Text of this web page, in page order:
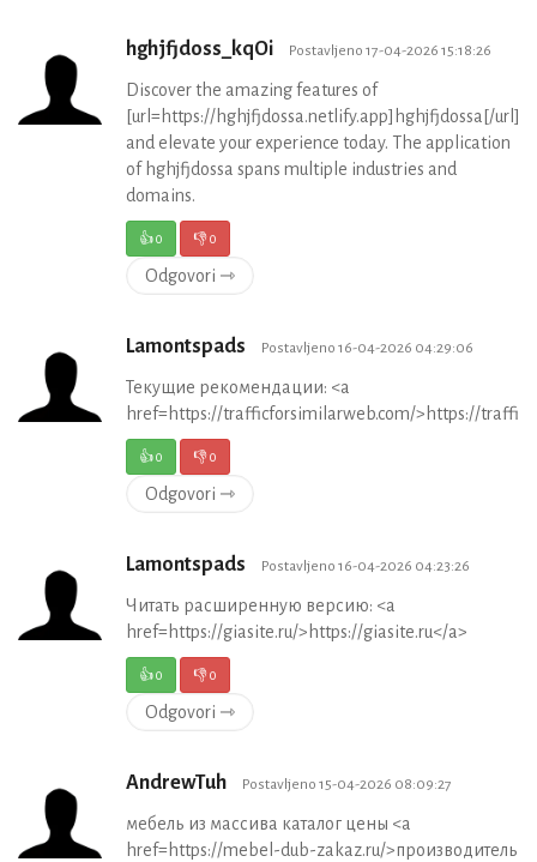
hghjfjdoss_kqOi Postavljeno 17-04-2026 15:18:26
Discover the amazing features of
[url=https://hghjfjdossa.netlify.app]hghjfjdossa[/url]
and elevate your experience today. The application
of hghjfjdossa spans multiple industries and
domains.
👍0 👎0
Odgovori ⇾
Lamontspads Postavljeno 16-04-2026 04:29:06
Текущие рекомендации: <a
href=https://trafficforsimilarweb.com/>https://
👍0 👎0
Odgovori ⇾
Lamontspads Postavljeno 16-04-2026 04:23:26
Читать расширенную версию: <a
href=https://giasite.ru/>https://giasite.ru</a>
👍0 👎0
Odgovori ⇾
AndrewTuh Postavljeno 15-04-2026 08:09:27
мебель из массива каталог цены <a
href=https://mebel-dub-zakaz.ru/>производитель